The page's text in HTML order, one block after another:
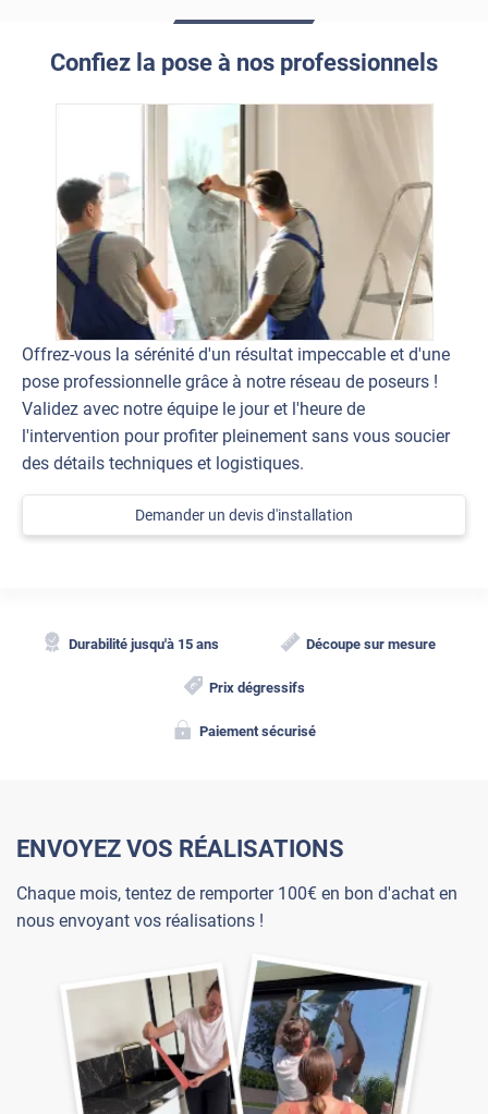
Confiez la pose à nos professionnels
Offrez-vous la sérénité d'un résultat impeccable et d'une
pose professionnelle grâce à notre réseau de poseurs !
Validez avec notre équipe le jour et l'heure de
l'intervention pour profiter pleinement sans vous soucier
des détails techniques et logistiques.
Demander un devis d'installation
Durabilité jusqu'à 15 ans Découpe sur mesure
Prix dégressifs
Paiement sécurisé
ENVOYEZ VOS RÉALISATIONS
Chaque mois, tentez de remporter 100€ en bon d'achat en
nous envoyant vos réalisations !